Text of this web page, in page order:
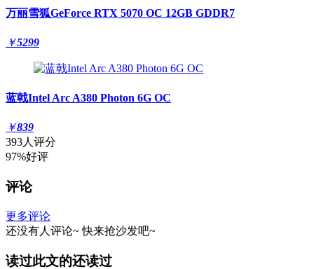
万丽雪狐GeForce RTX 5070 OC 12GB GDDR7
￥5299
蓝戟Intel Arc A380 Photon 6G OC
￥839
393人评分
97%好评
评论
更多评论
还没有人评论~ 快来抢沙发吧~
读过此文的还读过